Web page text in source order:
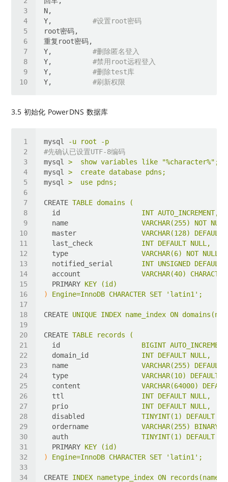
Y, #设置root密码
Y, #删除匿名登入
Y, #禁用root远程登入
Y, #删除test库
Y, #刷新权限
3.5 初始化 PowerDNS 数据库
mysql
-u root -p
#先确认已设置UTF-8编码
mysql
>  show variables like "%character%";
mysql
>  create database pdns;
mysql
>  use pdns;
CREATE TABLE domains (
id
INT AUTO_INCREMENT,
name
VARCHAR(255) NOT
master
VARCHAR(128) DEFAULT
last_check
INT DEFAULT NULL,
type
VARCHAR(6) NOT NULL,
notified_serial
INT UNSIGNED DEFAULT
account
VARCHAR(40)
PRIMARY KEY (id)
)
Engine=InnoDB CHARACTER SET 'latin1';
CREATE UNIQUE INDEX name_index ON
CREATE TABLE records (
id
BIGINT
domain_id
INT DEFAULT NULL,
name
VARCHAR(255) DEFAULT
type
VARCHAR(10) DEFAULT
content
VARCHAR(64000)
ttl
INT DEFAULT NULL,
prio
INT DEFAULT NULL,
disabled
TINYINT(1) DEFAULT 0,
ordername
VARCHAR(255) BINARY
auth
TINYINT(1) DEFAULT 1,
PRIMARY KEY (id)
)
Engine=InnoDB CHARACTER SET 'latin1';
CREATE INDEX nametype_index ON